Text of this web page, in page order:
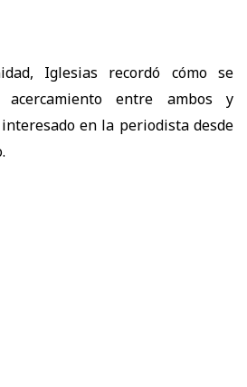
Iglesias recordó cómo se
entre ambos y
en la periodista desde